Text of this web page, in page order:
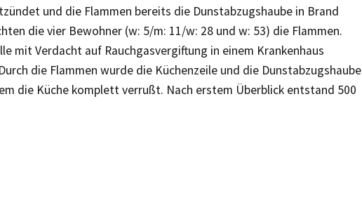
und die Flammen bereits die Dunstabzugshaube in Brand
die vier Bewohner (w: 5/m: 11/w: 28 und w: 53) die Flammen.
mit Verdacht auf Rauchgasvergiftung in einem Krankenhaus
die Flammen wurde die Küchenzeile und die Dunstabzugshaube
die Küche komplett verrußt. Nach erstem Überblick entstand 500